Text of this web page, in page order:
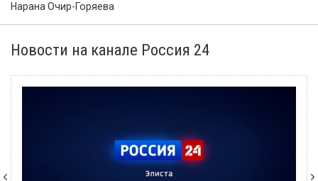
Нарана Очир-Горяева
Новости на канале Россия 24